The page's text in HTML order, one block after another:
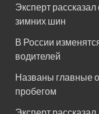
Эксперт рассказал
зимних шин
В России
водителей
Названы главные
пробегом
Эксперт